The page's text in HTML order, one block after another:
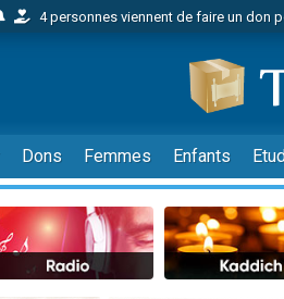
4 personnes viennent de faire un don
17 personnes viennent de demander une
4 personnes viennent de nous rejoindre
Il reste 49 places pour étudier en
23 personnes viennent de faire un
Eva vient de donner son Maasser
4 personnes viennent de nous rejoindre
3 personnes viennent de nous rejoindre
Dons Femmes Enfants